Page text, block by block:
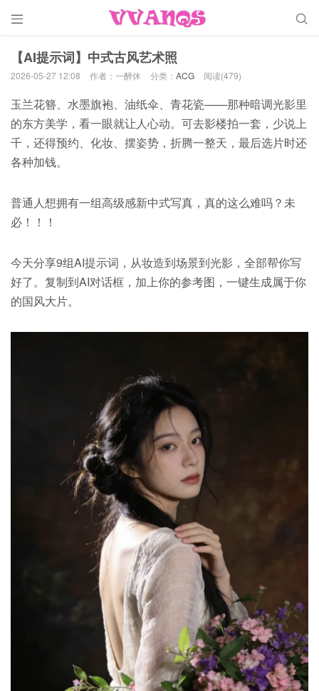
 
【AI提示词】中式古风艺术照
2026-05-27 12:08 作者：一醉休 分类： ACG 阅读(479)
玉兰花簪、水墨旗袍、油纸伞、青花瓷——那种暗调光影里
的东方美学，看一眼就让人心动。可去影楼拍一套，少说上
千，还得预约、化妆、摆姿势，折腾一整天，最后选片时还
各种加钱。
普通人想拥有一组高级感新中式写真，真的这么难吗？未
必！！！
今天分享9组AI提示词，从妆造到场景到光影，全部帮你写
好了。复制到AI对话框，加上你的参考图，一键生成属于你
的国风大片。